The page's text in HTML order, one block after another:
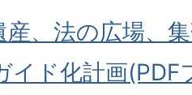
、法の広場、
イド化計画